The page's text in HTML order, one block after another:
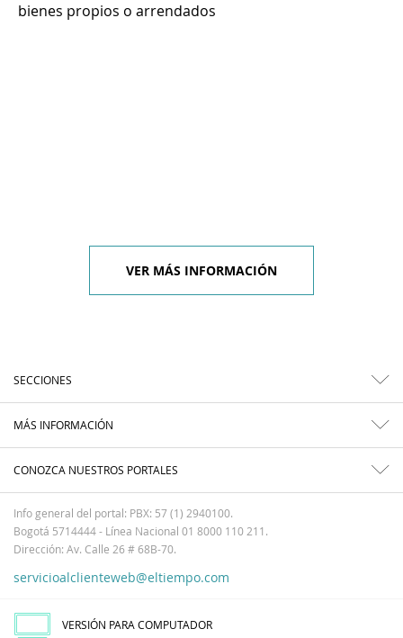
bienes propios o arrendados
VER MÁS INFORMACIÓN
SECCIONES
MÁS INFORMACIÓN
CONOZCA NUESTROS PORTALES
Info general del portal: PBX: 57 (1) 2940100.
Bogotá 5714444 - Línea Nacional 01 8000 110 211.
Dirección: Av. Calle 26 # 68B-70.
servicioalclienteweb@eltiempo.com
VERSIÓN PARA COMPUTADOR